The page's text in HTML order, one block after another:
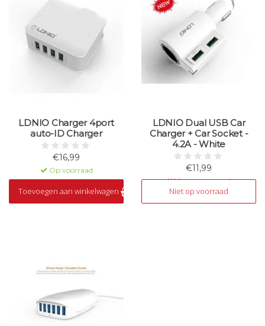
LDNIO Charger 4port
auto-ID Charger
€16,99
Op voorraad
Toevoegen aan winkelwagen
LDNIO Dual USB Car
Charger + Car Socket -
4.2A - White
€11,99
Niet op voorraad
Niet op voorraad